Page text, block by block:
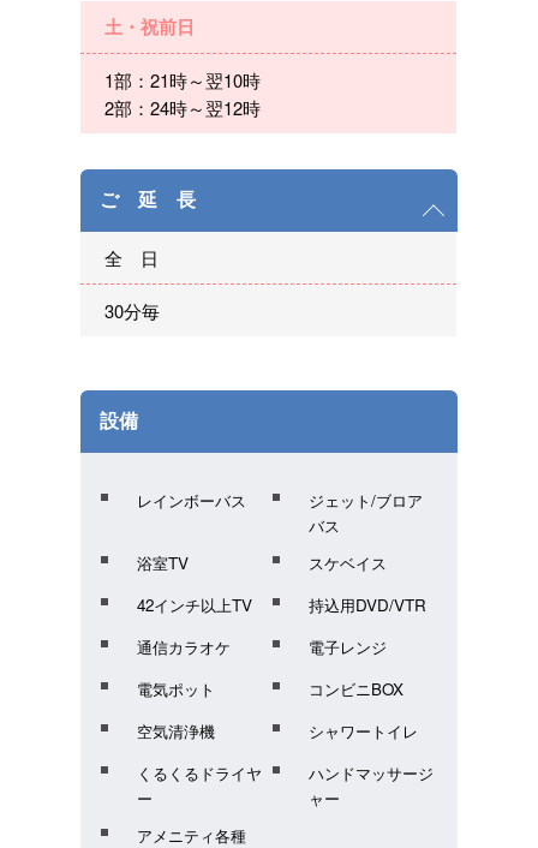
土・祝前日
1部：21時～翌10時
2部：24時～翌12時
ご 延 長
全 日
30分毎
設備
レインボーバス
ジェット/ブロア
バス
浴室TV
スケベイス
42インチ以上TV
持込用DVD/VTR
通信カラオケ
電子レンジ
電気ポット
コンビニBOX
空気清浄機
シャワートイレ
くるくるドライヤ
ー
ハンドマッサージ
ャー
アメニティ各種